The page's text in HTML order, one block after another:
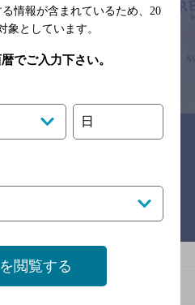
ることがありますので、
くださいますようお願い申し上げま
す。
：ぐるなび
リンク
情報が含まれているため、 20
象としています。
でご入力下さい。
日
閲覧する